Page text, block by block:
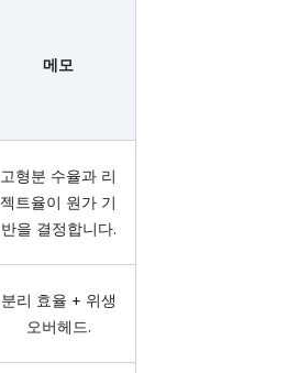
메모
고형분 수율과 리
젝트율이 원가 기
반을 결정합니다.
분리 효율 + 위생
오버헤드.